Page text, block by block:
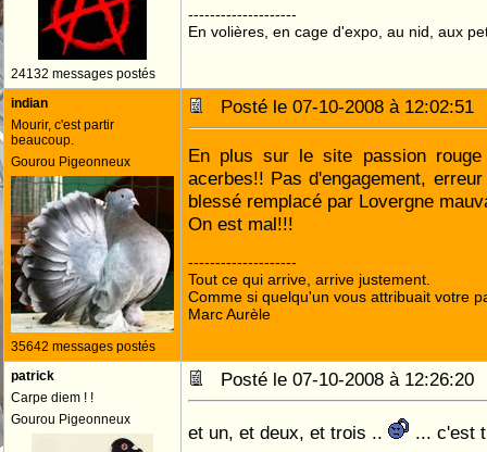
24132 messages postés
--------------------
En volières, en cage d'expo, au nid, aux
indian
Mourir, c'est partir
beaucoup.
Gourou Pigeonneux
35642 messages postés
Posté le 07-10-2008 à
En plus sur le site passion
acerbes!! Pas d'engagement,
blessé remplacé par Lovergne
On est mal!!!
--------------------
Tout ce qui arrive, arrive justement.
Comme si quelqu'un vous attribuait votre
Marc Aurèle
patrick
Carpe diem ! !
Gourou Pigeonneux
Posté le 07-10-2008 à
et un, et deux, et trois .. ... c'est